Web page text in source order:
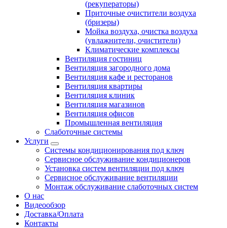
(рекуператоры)
Приточные очистители воздуха
(бризеры)
Мойка воздуха, очистка воздуха
(увлажнители, очистители)
Климатические комплексы
Вентиляция гостиниц
Вентиляция загородного дома
Вентиляция кафе и ресторанов
Вентиляция квартиры
Вентиляция клиник
Вентиляция магазинов
Вентиляция офисов
Промышленная вентиляция
Слаботочные системы
Услуги
Системы кондиционирования под ключ
Сервисное обслуживание кондиционеров
Установка систем вентиляции под ключ
Сервисное обслуживание вентиляции
Монтаж обслуживание слаботочных систем
О нас
Видеообзор
Доставка/Оплата
Контакты